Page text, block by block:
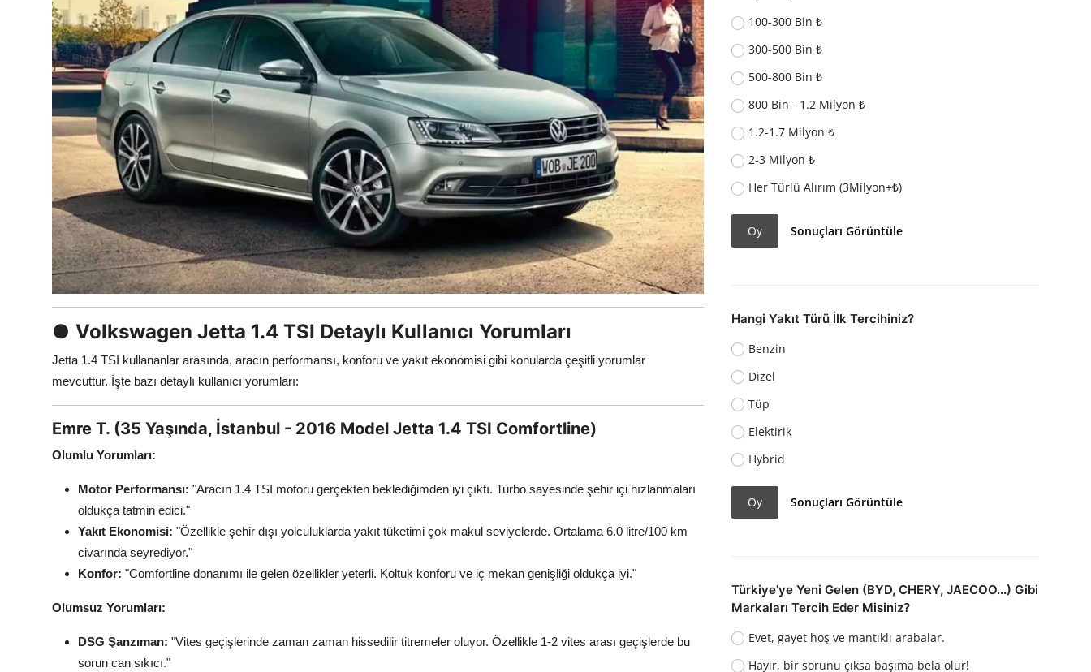
● Volkswagen Jetta 1.4 TSI Detaylı Kullanıcı Yorumları
Jetta 1.4 TSI kullananlar arasında, aracın performansı, konforu ve yakıt ekonomisi gibi konularda çeşitli yorumlar
mevcuttur. İşte bazı detaylı kullanıcı yorumları:
Emre T. (35 Yaşında, İstanbul - 2016 Model Jetta 1.4 TSI Comfortline)
Olumlu Yorumları:
Motor Performansı: "Aracın 1.4 TSI motoru gerçekten beklediğimden iyi çıktı. Turbo sayesinde şehir içi hızlanmaları
oldukça tatmin edici."
Yakıt Ekonomisi: "Özellikle şehir dışı yolculuklarda yakıt tüketimi çok makul seviyelerde. Ortalama 6.0 litre/100 km
civarında seyrediyor."
Konfor: "Comfortline donanımı ile gelen özellikler yeterli. Koltuk konforu ve iç mekan genişliği oldukça iyi."
Olumsuz Yorumları:
DSG Şanzıman: "Vites geçişlerinde zaman zaman hissedilir titremeler oluyor. Özellikle 1-2 vites arası geçişlerde bu
sorun can sıkıcı."
100-300 Bin ₺
300-500 Bin ₺
500-800 Bin ₺
800 Bin - 1.2 Milyon ₺
1.2-1.7 Milyon ₺
2-3 Milyon ₺
Her Türlü Alırım (3Milyon+₺)
Oy Sonuçları Görüntüle
Hangi Yakıt Türü İlk Tercihiniz?
Benzin
Dizel
Tüp
Elektirik
Hybrid
Oy Sonuçları Görüntüle
Türkiye'ye Yeni Gelen (BYD, CHERY, JAECOO...) Gibi
Markaları Tercih Eder Misiniz?
Evet, gayet hoş ve mantıklı arabalar.
Hayır, bir sorunu çıksa başıma bela olur!